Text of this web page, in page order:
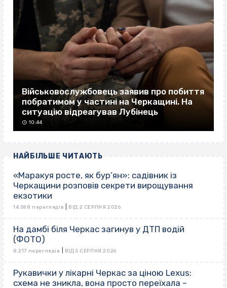
Військовослужбовець заявив про побиття
побратимом у частині на Черкащині. На
ситуацію відреагував Лубінець
10:44
НАЙБІЛЬШЕ ЧИТАЮТЬ
«Маракуя росте, як бур’ян»: садівник із
Черкащини розповів секрети вирощування
екзотики
14 388 переглядів ВІД 2 СЕРПНЯ 2026
На дамбі біля Черкас загинув у ДТП водій
(ФОТО)
8 217 переглядів ВІД 5 СЕРПНЯ 2026
Рукавички у лікарні Черкас за ціною Lexus:
схема не зникла, вона просто переїхала –